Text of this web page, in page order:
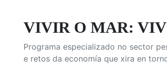
VIVIR O MAR:
Programa especializado no sector
e retos da economía que xira en